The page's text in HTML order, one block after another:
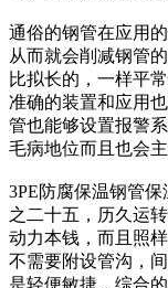
通俗的钢管在应用
从而就会削减钢管
比拟长的，一样平
准确的装置和应用
管也能够设置报警
毛病地位而且也会主
3PE防腐保温钢管
之二十五，历久运
动力本钱，而且照
不需要附设管沟，
是轻便敏捷，综合